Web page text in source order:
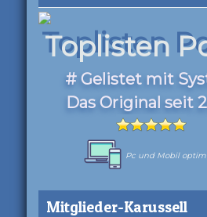
Toplisten
# Gelistet mit
Das Original seit
Pc und Mobil
Mitglieder-Karussell